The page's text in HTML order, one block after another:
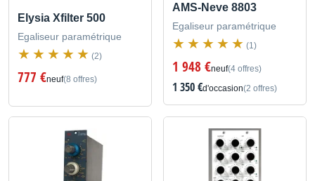
Elysia Xfilter 500
Egaliseur paramétrique
(2)
777 €neuf(8 offres)
AMS-Neve 8803
Egaliseur paramétrique
(1)
1 948 €neuf(4 offres)
1 350 €d'occasion(2 offres)